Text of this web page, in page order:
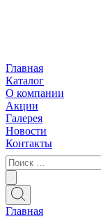
Главная
Каталог
О компании
Акции
Галерея
Новости
Контакты
Главная